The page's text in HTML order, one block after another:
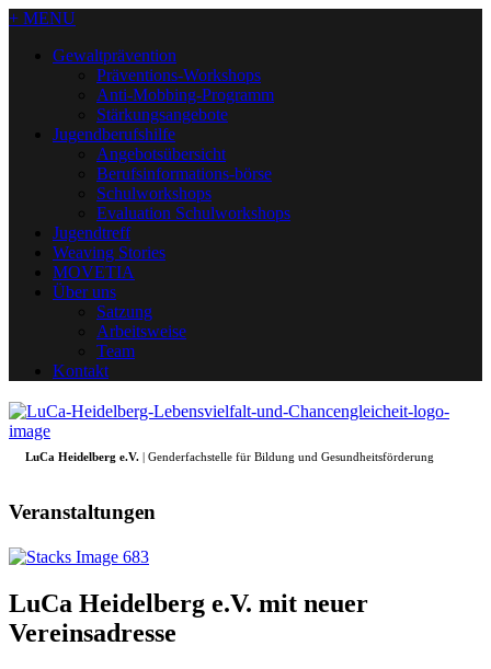
+ MENU
Gewaltprävention
Präventions-Workshops
Anti-Mobbing-Programm
Stärkungsangebote
Jugendberufshilfe
Angebotsübersicht
Berufsinformations-börse
Schulworkshops
Evaluation Schulworkshops
Jugendtreff
Weaving Stories
MOVETIA
Über uns
Satzung
Arbeitsweise
Team
Kontakt
LuCa Heidelberg e.V. | Genderfachstelle für Bildung und Gesundheitsförderung
Veranstaltungen
LuCa Heidelberg e.V. mit neuer
Vereinsadresse